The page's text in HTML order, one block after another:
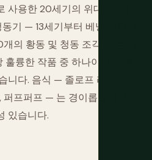
사용한 20세기의 위대한 예술
기 — 13세기부터 베냉 시티의
의 황동 및 청동 조각 — 는 아
륭한 작품 중 하나이며, 대부
니다. 음식 — 졸로프 라이스, 수
프퍼프 — 는 경이롭습니다.
있습니다.